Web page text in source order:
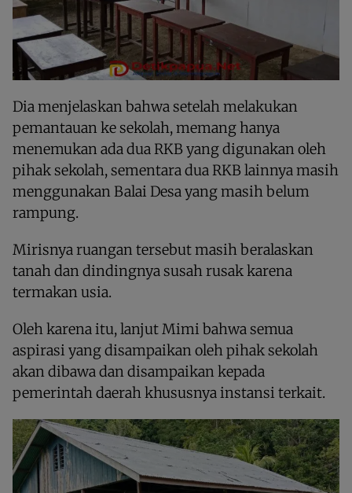
Dia menjelaskan bahwa setelah melakukan
pemantauan ke sekolah, memang hanya
menemukan ada dua RKB yang digunakan oleh
pihak sekolah, sementara dua RKB lainnya masih
menggunakan Balai Desa yang masih belum
rampung.
Mirisnya ruangan tersebut masih beralaskan
tanah dan dindingnya susah rusak karena
termakan usia.
Oleh karena itu, lanjut Mimi bahwa semua
aspirasi yang disampaikan oleh pihak sekolah
akan dibawa dan disampaikan kepada
pemerintah daerah khususnya instansi terkait.